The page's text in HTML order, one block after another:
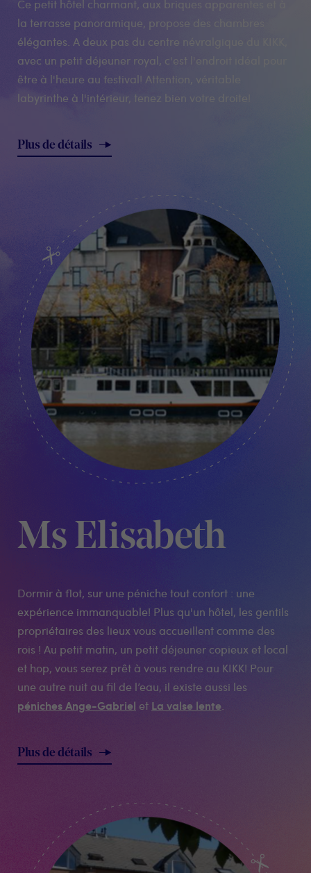
Ce petit hôtel charmant, aux briques apparentes et à
la terrasse panoramique, propose des chambres
élégantes. A deux pas du centre névralgique du KIKK,
avec un petit déjeuner royal, c'est l'endroit idéal pour
être à l'heure au festival! Attention, véritable
labyrinthe à l'intérieur, tenez bien votre droite!
Plus de détails
Ms Elisabeth
Dormir à flot, sur une péniche tout confort : une
expérience immanquable! Plus qu'un hôtel, les gentils
propriétaires des lieux vous accueillent comme des
rois ! Au petit matin, un petit déjeuner copieux et local
et hop, vous serez prêt à vous rendre au KIKK! Pour
une autre nuit au fil de l’eau, il existe aussi les
péniches Ange-Gabriel et La valse lente
Plus de détails